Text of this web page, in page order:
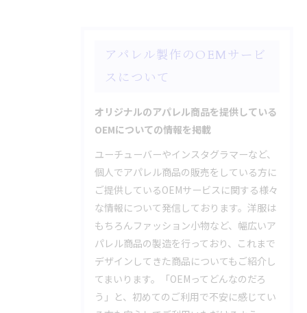
アパレル製作のOEMサービ
スについて
オリジナルのアパレル商品を提供している
OEMについての情報を掲載
ユーチューバーやインスタグラマーなど、
個人でアパレル商品の販売をしている方に
ご提供しているOEMサービスに関する様々
な情報について発信しております。洋服は
もちろんファッション小物など、幅広いア
パレル商品の製造を行っており、これまで
デザインしてきた商品についてもご紹介し
てまいります。「OEMってどんなのだろ
う」と、初めてのご利用で不安に感じてい